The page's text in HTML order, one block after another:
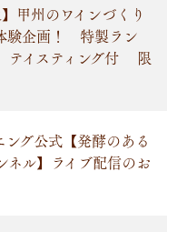
】甲州のワインづくり
験企画！ 特製ラン
イスティング付 限
ング公式【発酵のある
ネル】ライブ配信のお